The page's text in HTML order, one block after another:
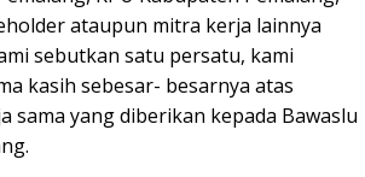
ataupun mitra kerja lainnya
sebutkan satu persatu, kami
kasih sebesar- besarnya atas
sama yang diberikan kepada Bawaslu